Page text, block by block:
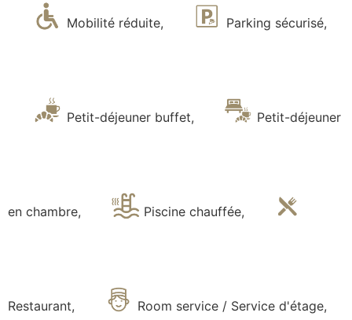
Mobilité réduite, Parking sécurisé,
Petit-déjeuner buffet, Petit-déjeuner
en chambre, Piscine chauffée,
Restaurant, Room service / Service d'étage,